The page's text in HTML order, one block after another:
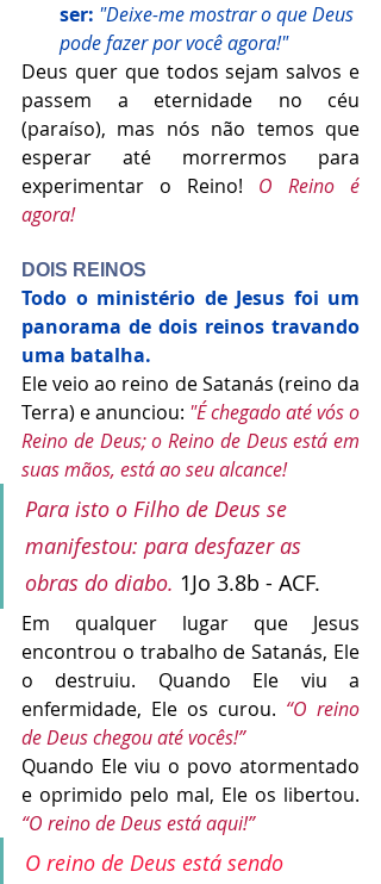
ser: "Deixe-me mostrar o que Deus
pode fazer por você agora!"
Deus quer que todos sejam salvos e
passem a eternidade no céu
(paraíso), mas nós não temos que
esperar até morrermos para
experimentar o Reino! O Reino é
agora!
DOIS REINOS
Todo o ministério de Jesus foi um
panorama de dois reinos travando
uma batalha.
Ele veio ao reino de Satanás (reino da
Terra) e anunciou: "É chegado até vós o
Reino de Deus; o Reino de Deus está em
suas mãos, está ao seu alcance!
Para isto o Filho de Deus se
manifestou: para desfazer as
obras do diabo. 1Jo 3.8b - ACF.
Em qualquer lugar que Jesus
encontrou o trabalho de Satanás, Ele
o destruiu. Quando Ele viu a
enfermidade, Ele os curou. “O reino
de Deus chegou até vocês!”
Quando Ele viu o povo atormentado
“O reino de Deus está aqui!”
O reino de Deus está sendo